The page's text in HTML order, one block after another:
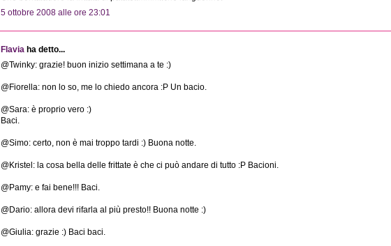
5 ottobre 2008 alle ore 23:01
Flavia ha detto...
@Twinky: grazie! buon inizio settimana a te :)
@Fiorella: non lo so, me lo chiedo ancora :P Un bacio.
@Sara: è proprio vero :)
Baci.
@Simo: certo, non è mai troppo tardi :) Buona notte.
@Kristel: la cosa bella delle frittate è che ci può andare di tutto :P Bacioni.
@Pamy: e fai bene!!! Baci.
@Dario: allora devi rifarla al più presto!! Buona notte :)
@Giulia: grazie :) Baci baci.